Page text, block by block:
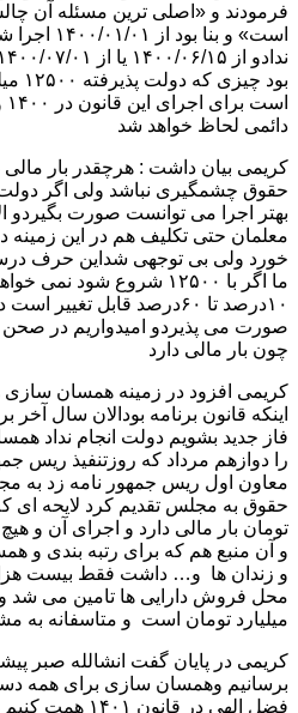
فرمودند و «اصلی ترین مسئله آن
است» و
بود
دائمی لحاظ خواهد شد
کریمی بیان داشت : هرچقدر بار مالی
حقوق چشمگیری نباشد ولی اگر دولت
بهتر اجرا می توانست صورت بگیردو
معلمان حتی تکلیف هم در این
خورد ولی بی توجهی شداین حرف
ما اگر با ۱۲۵۰۰ شروع شود
۱۰درصد تا ۶۰درصد قابل
صورت می پذیردو امیدواریم در
چون بار مالی دارد
کریمی افزود در زمینه همسان
اینکه قانون برنامه بودالان سال
فاز جدید بشویم دولت انجام نداد
را دوازهم مرداد که روزتنفیذ ریس
معاون اول ریس جمهور نامه زد به
تومان بار مالی دارد و اجرای آن و
و آن منبع هم که برای رتبه بندی و
و زندان ها و… داشت فقط بیست
محل فروش دارایی ها تامین می شد
میلیارد تومان است و متاسفانه به
کریمی در پایان گفت انشالله صبر
برسانیم وهمسان سازی برای همه
فضل الهی در